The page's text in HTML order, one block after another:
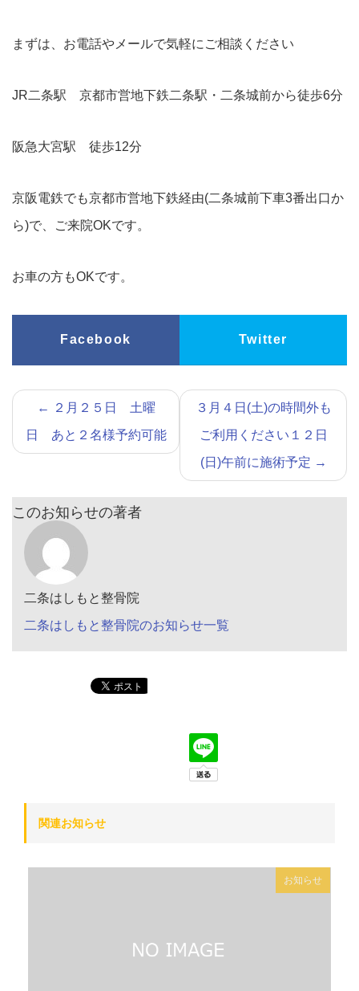
まずは、お電話やメールで気軽にご相談ください
JR二条駅 京都市営地下鉄二条駅・二条城前から徒歩6分
阪急大宮駅 徒歩12分
京阪電鉄でも京都市営地下鉄経由(二条城前下車3番出口か
ら)で、ご来院OKです。
お車の方もOKです。
Facebook Twitter
←
２月２５日 土曜
日 あと２名様予約可能
３月４日(土)の時間外も
ご利用ください１２日
(日)午前に施術予定 →
このお知らせの著者
二条はしもと整骨院
二条はしもと整骨院のお知らせ一覧
関連お知らせ
お知らせ